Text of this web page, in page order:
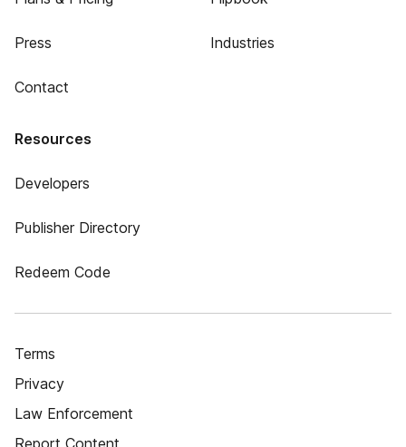
Press
Contact
Industries
Resources
Developers
Publisher Directory
Redeem Code
Terms
Privacy
Law Enforcement
Report Content